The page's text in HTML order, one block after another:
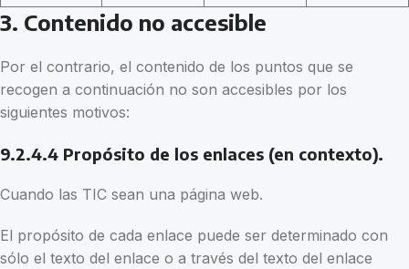
3. Contenido no accesible
Por el contrario, el contenido de los puntos que se
recogen a continuación no son accesibles por los
siguientes motivos:
9.2.4.4 Propósito de los enlaces (en contexto).
Cuando las TIC sean una página web.
El propósito de cada enlace puede ser determinado con
sólo el texto del enlace o a través del texto del enlace